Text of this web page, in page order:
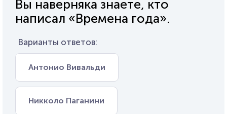
Вы наверняка знаете, кто
написал «Времена года».
Варианты ответов:
Антонио Вивальди
Никколо Паганини